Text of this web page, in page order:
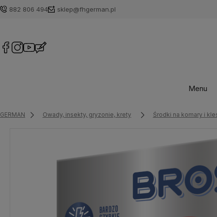
882 806 494 sklep@fhgerman.pl
Menu
GERMAN Owady, insekty, gryzonie, krety Środki na komary i